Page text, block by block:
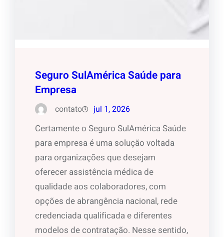
Seguro SulAmérica Saúde para
Empresa
contato jul 1, 2026
Certamente o Seguro SulAmérica Saúde
para empresa é uma solução voltada
para organizações que desejam
oferecer assistência médica de
qualidade aos colaboradores, com
opções de abrangência nacional, rede
credenciada qualificada e diferentes
modelos de contratação. Nesse sentido,